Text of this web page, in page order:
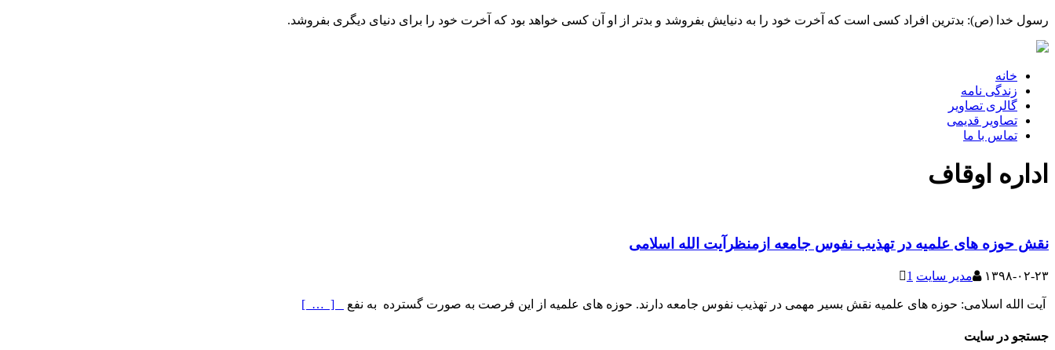
رسول خدا (ص): بدترین افراد کسی است که آخرت خود را به دنیایش بفروشد و بدتر از او آن کسی خواهد بود که آخرت خود را برای دنیای دیگری بفروشد.
خانه
زندگی نامه
گالری تصاویر
تصاویر قدیمی
تماس با ما
اداره اوقاف
نقش حوزه های علمیه در تهذیب نفوس جامعه ازمنظرآیت الله اسلامی
۱۳۹۸-۰۲-۲۳ مدیر سایت 1
آیت الله اسلامی: حوزه های علمیه نقش بسیر مهمی در تهذیب نفوس جامعه دارند. حوزه های علمیه از این فرصت به صورت گسترده به نفع [ … ]
جستجو در سایت